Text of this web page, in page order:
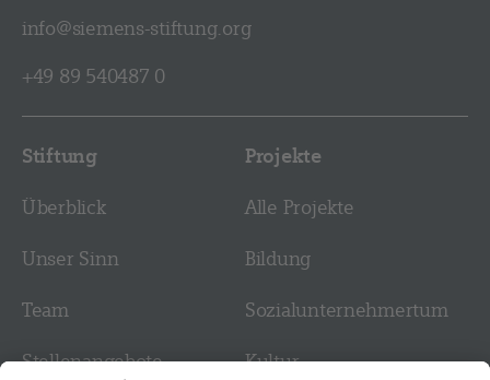
info@siemens-stiftung.org
+49 89 540487 0
Stiftung
Überblick
Unser Sinn
Team
Stellen­angebote
Projekte
Alle Projekte
Bildung
Sozial­­unternehmer­tum
Kultur